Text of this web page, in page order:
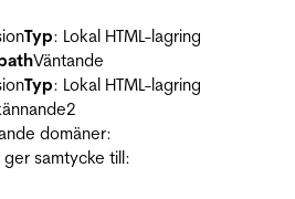
Typ: Lokal HTML-lagring
Väntande
Typ: Lokal HTML-lagring
2
domäner:
samtycke till: